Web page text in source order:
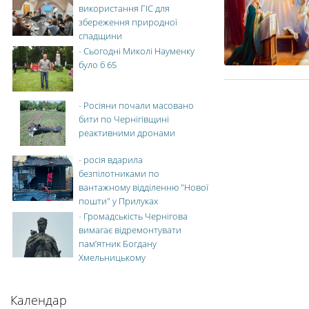
використання ГІС для
збереження природної
спадщини
-Сьогодні Миколі Науменку
було б 65
- Росіяни почали масовано
бити по Чернігівщині
реактивними дронами
- росія вдарила
безпілотниками по
вантажному відділенню "Нової
пошти" у Прилуках
- Громадськість Чернігова
вимагає відремонтувати
пам’ятник Богдану
Хмельницькому
Календар